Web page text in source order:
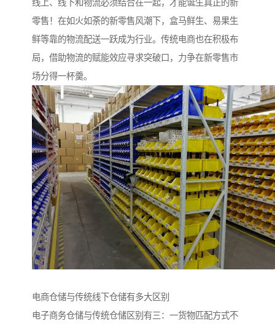
线上、线下和物流必须结合在一起，才能诞生真正的新
零售！在如火如荼的新零售风潮下，盒马鲜生、易果生
鲜等靠的物流配送一跃成为行业。传统电商也在积极布
局，借助物流的赋能效应寻求突破口，力争在新零售市
场分得一杯羹。
电商仓储与传统线下仓储有多大区别
电子商务仓储与传统仓储区别有三：一货物匹配方式不